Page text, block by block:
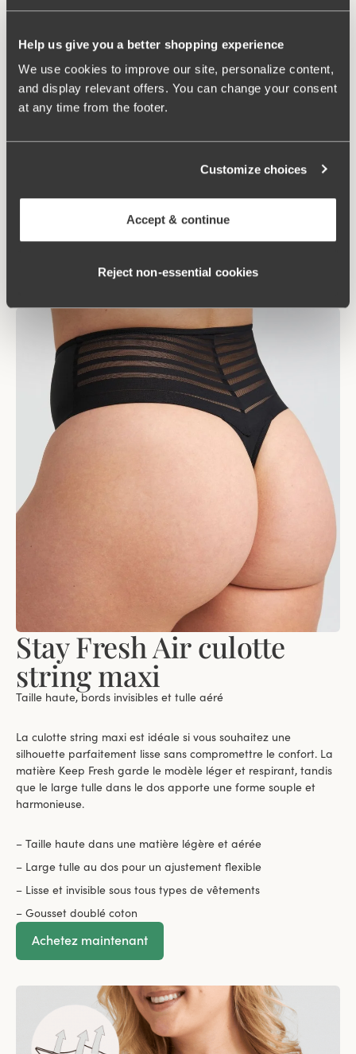
Help us give you a better shopping experience
We use cookies to improve our site, personalize content,
and display relevant offers. You can change your consent
at any time from the footer.
Customize choices
Accept & continue
Reject non‑essential cookies
respire et suit le corps sans apporter de chaleur. Sa coupe lisse
et ses bords invisibles la rendent discrète même sous des
vêtements fins. Les panneaux en tulle sur les côtés offrent une
légère sensation sculptante et une touche élégante.
– Sensation légère et aérée
– Bords invisibles qui ne marquent pas
– Tulle ajouré sur les côtés
Stay Fresh Air culotte
string maxi
Taille haute, bords invisibles et tulle aéré
La culotte string maxi est idéale si vous souhaitez une
silhouette parfaitement lisse sans compromettre le confort. La
matière Keep Fresh garde le modèle léger et respirant, tandis
que le large tulle dans le dos apporte une forme souple et
harmonieuse.
– Taille haute dans une matière légère et aérée
– Large tulle au dos pour un ajustement flexible
– Lisse et invisible sous tous types de vêtements
– Gousset doublé coton
Achetez maintenant